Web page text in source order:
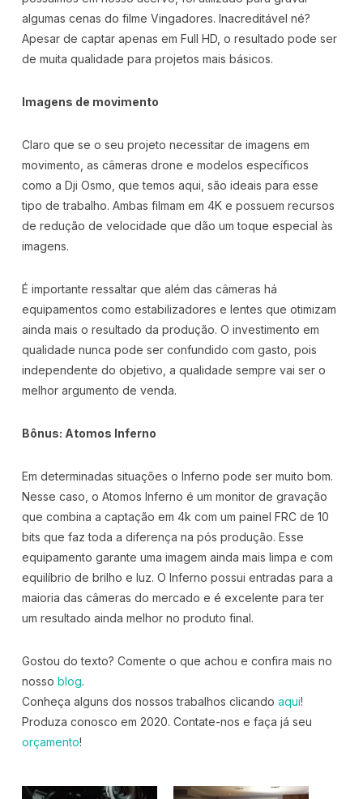
algumas cenas do filme Vingadores. Inacreditável né?
Apesar de captar apenas em Full HD, o resultado pode ser
de muita qualidade para projetos mais básicos.
Imagens de movimento
Claro que se o seu projeto necessitar de imagens em
movimento, as câmeras drone e modelos específicos
como a Dji Osmo, que temos aqui, são ideais para esse
tipo de trabalho. Ambas filmam em 4K e possuem recursos
de redução de velocidade que dão um toque especial às
imagens.
É importante ressaltar que além das câmeras há
equipamentos como estabilizadores e lentes que otimizam
ainda mais o resultado da produção. O investimento em
qualidade nunca pode ser confundido com gasto, pois
independente do objetivo, a qualidade sempre vai ser o
melhor argumento de venda.
Bônus: Atomos Inferno
Em determinadas situações o Inferno pode ser muito bom.
Nesse caso, o Atomos Inferno é um monitor de gravação
que combina a captação em 4k com um painel FRC de 10
bits que faz toda a diferença na pós produção. Esse
equipamento garante uma imagem ainda mais limpa e com
equilíbrio de brilho e luz. O Inferno possui entradas para a
maioria das câmeras do mercado e é excelente para ter
um resultado ainda melhor no produto final.
Gostou do texto? Comente o que achou e confira mais no
nosso blog.
Conheça alguns dos nossos trabalhos clicando aqui!
Produza conosco em 2020. Contate-nos e faça já seu
orçamento!